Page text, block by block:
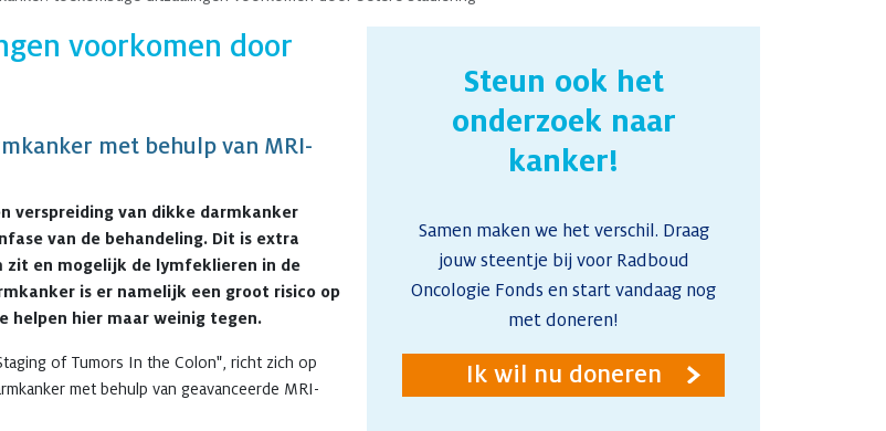
voorkomen door
met behulp van MRI-
verspreiding van dikke darmkanker
van de behandeling. Dit is extra
zit en mogelijk de lymfeklieren in de
is er namelijk een groot risico op
helpen hier maar weinig tegen.
of Tumors In the Colon", richt zich op
met behulp van geavanceerde MRI-
Steun ook het
onderzoek naar
kanker!
Samen maken we het verschil. Draag
jouw steentje bij voor Radboud
Oncologie Fonds en start vandaag nog
met doneren!
Ik wil nu doneren
Nieuws
Contact